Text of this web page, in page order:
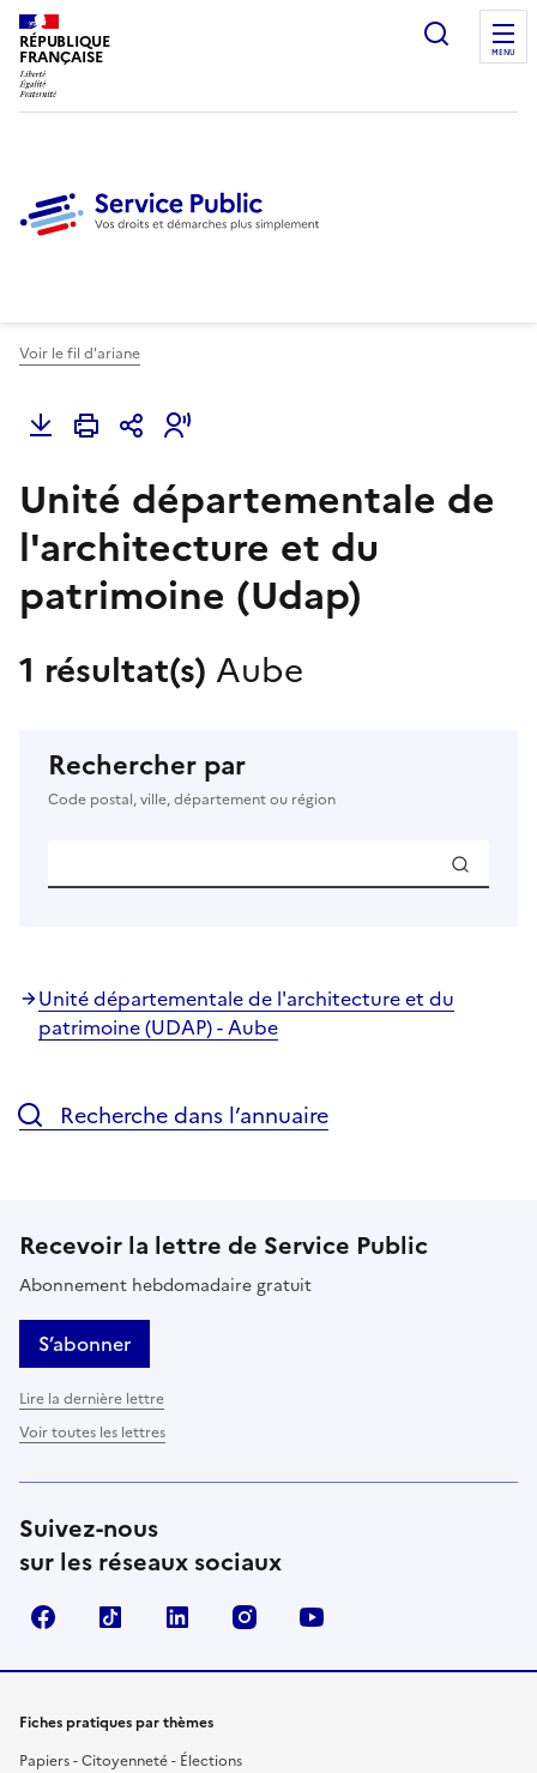
RÉPUBLIQUE
FRANÇAISE
Ouvrir
MENU
Voir le fil d'ariane
Unité départementale de
l'architecture et du
patrimoine (Udap)
1 résultat(s) Aube
Rechercher par
Code postal, ville, département ou région
Unité départementale de l'architecture et du
patrimoine (UDAP) - Aube
Recherche dans l’annuaire
Recevoir la lettre de Service Public
Abonnement hebdomadaire gratuit
S’abonner
Lire la dernière lettre
Voir toutes les lettres
Suivez-nous
sur les réseaux sociaux
FacebookTikTok LinkedIn Instagram
Fiches pratiques par thèmes
Papiers - Citoyenneté - Élections